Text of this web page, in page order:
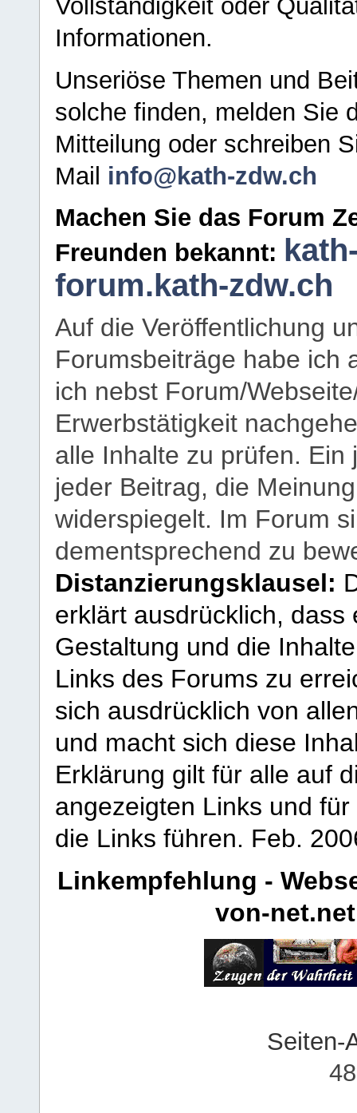
Vollständigkeit oder
Informationen.
Unseriöse Themen und
solche finden, melden Sie
Mitteilung oder schreiben
Mail info@kath-zdw.ch
Machen Sie das Forum
Freunden bekannt:
forum.kath-zdw.ch
Auf die Veröffentlichung
Forumsbeiträge habe ich
ich nebst Forum/
Erwerbstätigkeit
alle Inhalte zu prüfen.
jeder Beitrag, die
widerspiegelt. Im Forum
dementsprechend zu
Distanzierungsklausel:
erklärt ausdrücklich,
Gestaltung und die
Links des Forums zu
sich ausdrücklich von
und macht sich diese
Erklärung gilt für alle auf
angezeigten Links und
die Links führen. Feb.
Linkempfehlung -
von-net.net
Seiten-